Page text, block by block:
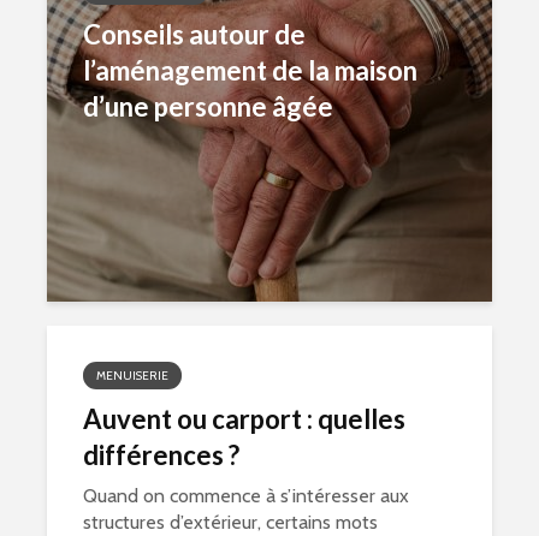
Conseils autour de
l’aménagement de la maison
d’une personne âgée
MENUISERIE
Auvent ou carport : quelles
différences ?
Quand on commence à s’intéresser aux
structures d’extérieur, certains mots